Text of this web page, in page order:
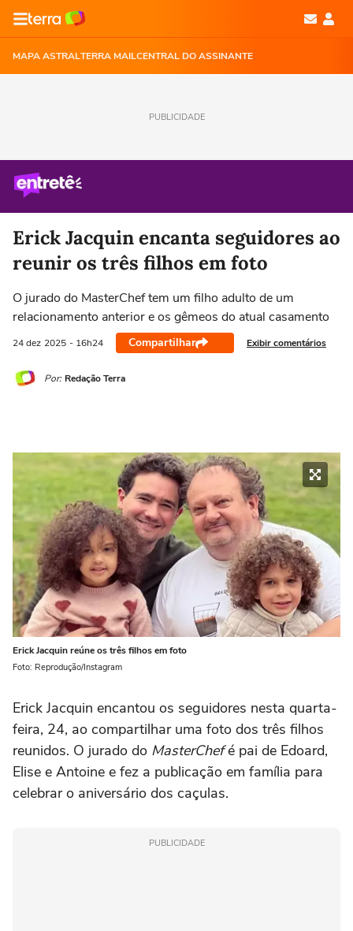
MAPA ASTRALTERRA MAILCENTRAL DO ASSINANTE
PUBLICIDADE
Erick Jacquin encanta seguidores ao
reunir os três filhos em foto
O jurado do MasterChef tem um filho adulto de um
relacionamento anterior e os gêmeos do atual casamento
24 dez 2025 - 16h24 Compartilhar Exibir comentários
Por: Redação Terra
Erick Jacquin reúne os três filhos em foto
Foto: Reprodução/Instagram
Erick Jacquin encantou os seguidores nesta quarta-
feira, 24, ao compartilhar uma foto dos três filhos
reunidos. O jurado do MasterChefé pai de Edoard,
Elise e Antoine e fez a publicação em família para
celebrar o aniversário dos caçulas.
PUBLICIDADE